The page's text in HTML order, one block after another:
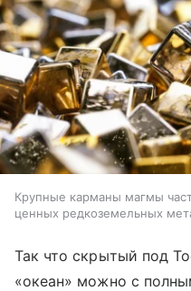
Крупные карманы магмы
ценных редкоземельных
Так что скрытый под
«океан» можно с